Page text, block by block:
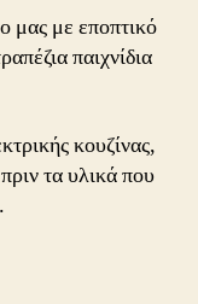
μας με εποπτικό
παιχνίδια
κουζίνας,
τα υλικά που